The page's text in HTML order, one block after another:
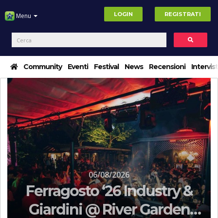
Menu LOGIN REGISTRATI
Community Eventi Festival News Recensioni
06/08/2026
Ferragosto ‘26 Industry &
Giardini @ River Garden